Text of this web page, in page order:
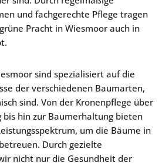
und fachgerechte Pflege tragen
Pracht in Wiesmoor auch in
sind spezialisiert auf die
der verschiedenen Baumarten,
sind. Von der Kronenpflege über
bis hin zur Baumerhaltung bieten
um die Bäume in
Durch gezielte
nicht nur die Gesundheit der